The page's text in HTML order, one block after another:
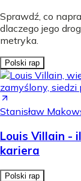
Sprawdź, co
dlaczego jego
metryka.
Polski rap
Stanisław
Louis Villain -
kariera
Polski rap